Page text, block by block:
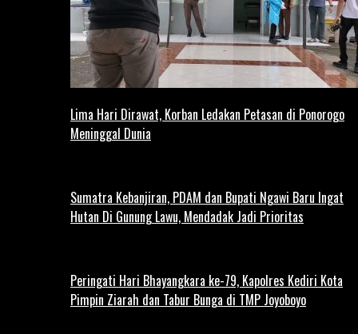
Lima Hari Dirawat, Korban Ledakan Petasan di Ponorogo
Meninggal Dunia
Sumatra Kebanjiran, PDAM dan Bupati Ngawi Baru Ingat
Hutan Di Gunung Lawu, Mendadak Jadi Prioritas
Peringati Hari Bhayangkara ke-79, Kapolres Kediri Kota
Pimpin Ziarah dan Tabur Bunga di TMP Joyoboyo